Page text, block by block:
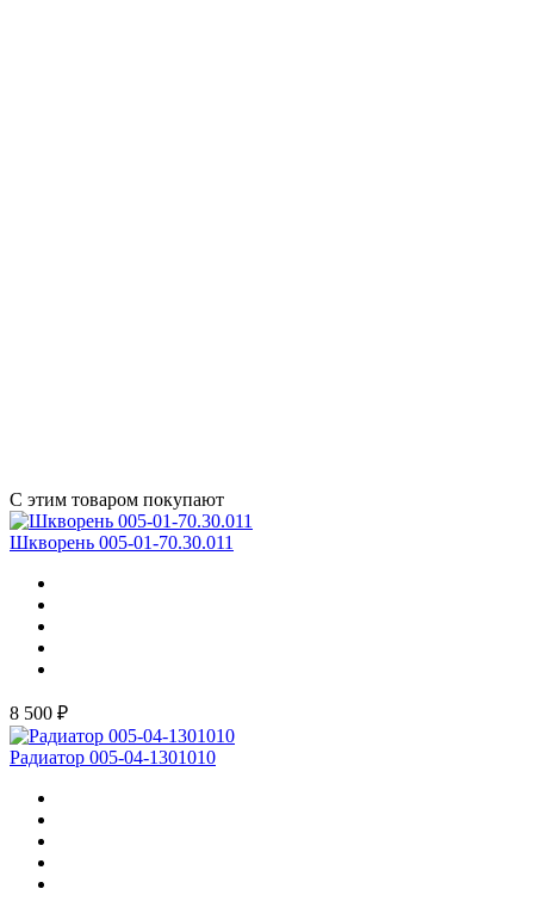
С этим товаром покупают
Шкворень 005-01-70.30.011
8 500 ₽
Радиатор 005-04-1301010